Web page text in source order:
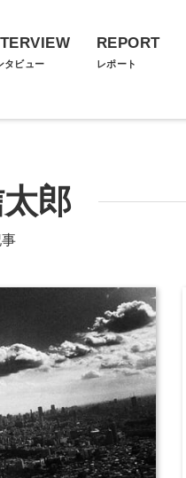
タビュー
REPORT
レポート
郎